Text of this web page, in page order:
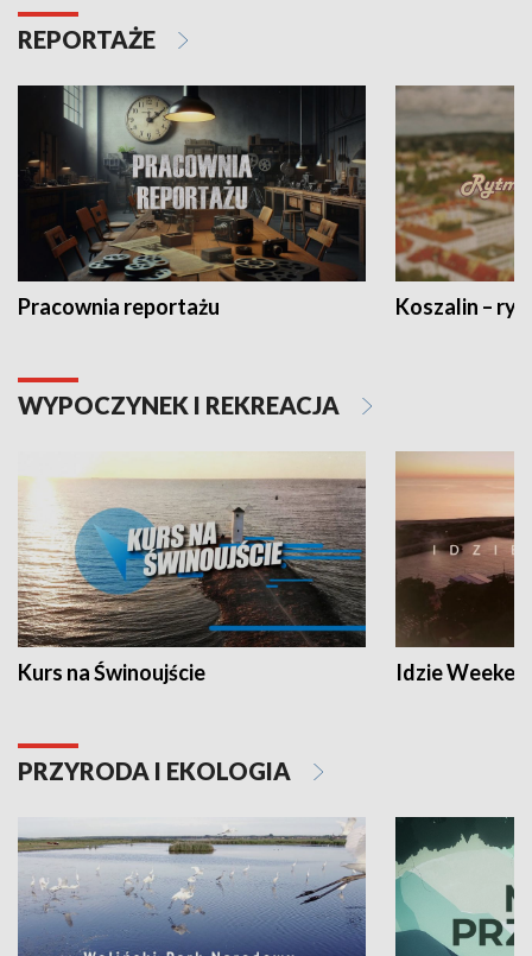
REPORTAŻE
Pracownia reportażu Koszalin –
WYPOCZYNEK I REKREACJA
Kurs na Świnoujście Idzie
PRZYRODA I EKOLOGIA